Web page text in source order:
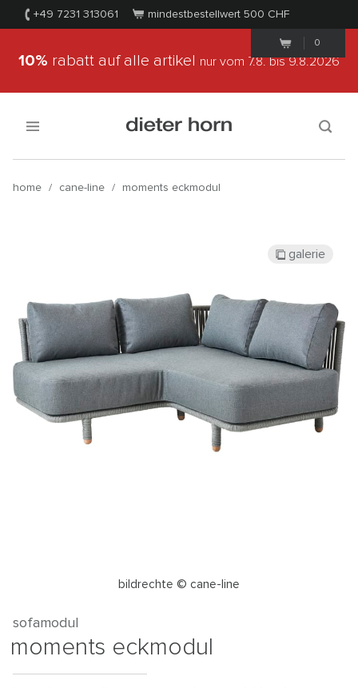
+49 7231 313061 mindestbestellwert 500 CHF
0
10% rabatt auf alle artikel nur vom 7.8.bis 9.8.2026
home / cane-line / moments eckmodul
bildrechte © cane-line
galerie
sofamodul
moments eckmodul